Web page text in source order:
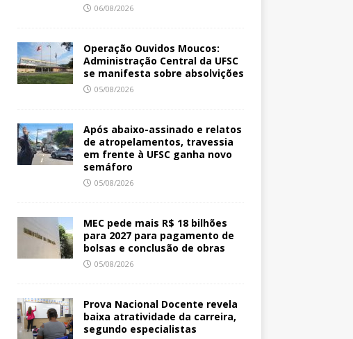
06/08/2026
Operação Ouvidos Moucos:
Administração Central da UFSC
se manifesta sobre absolvições
05/08/2026
Após abaixo-assinado e relatos
de atropelamentos, travessia
em frente à UFSC ganha novo
semáforo
05/08/2026
MEC pede mais R$ 18 bilhões
para 2027 para pagamento de
bolsas e conclusão de obras
05/08/2026
Prova Nacional Docente revela
baixa atratividade da carreira,
segundo especialistas